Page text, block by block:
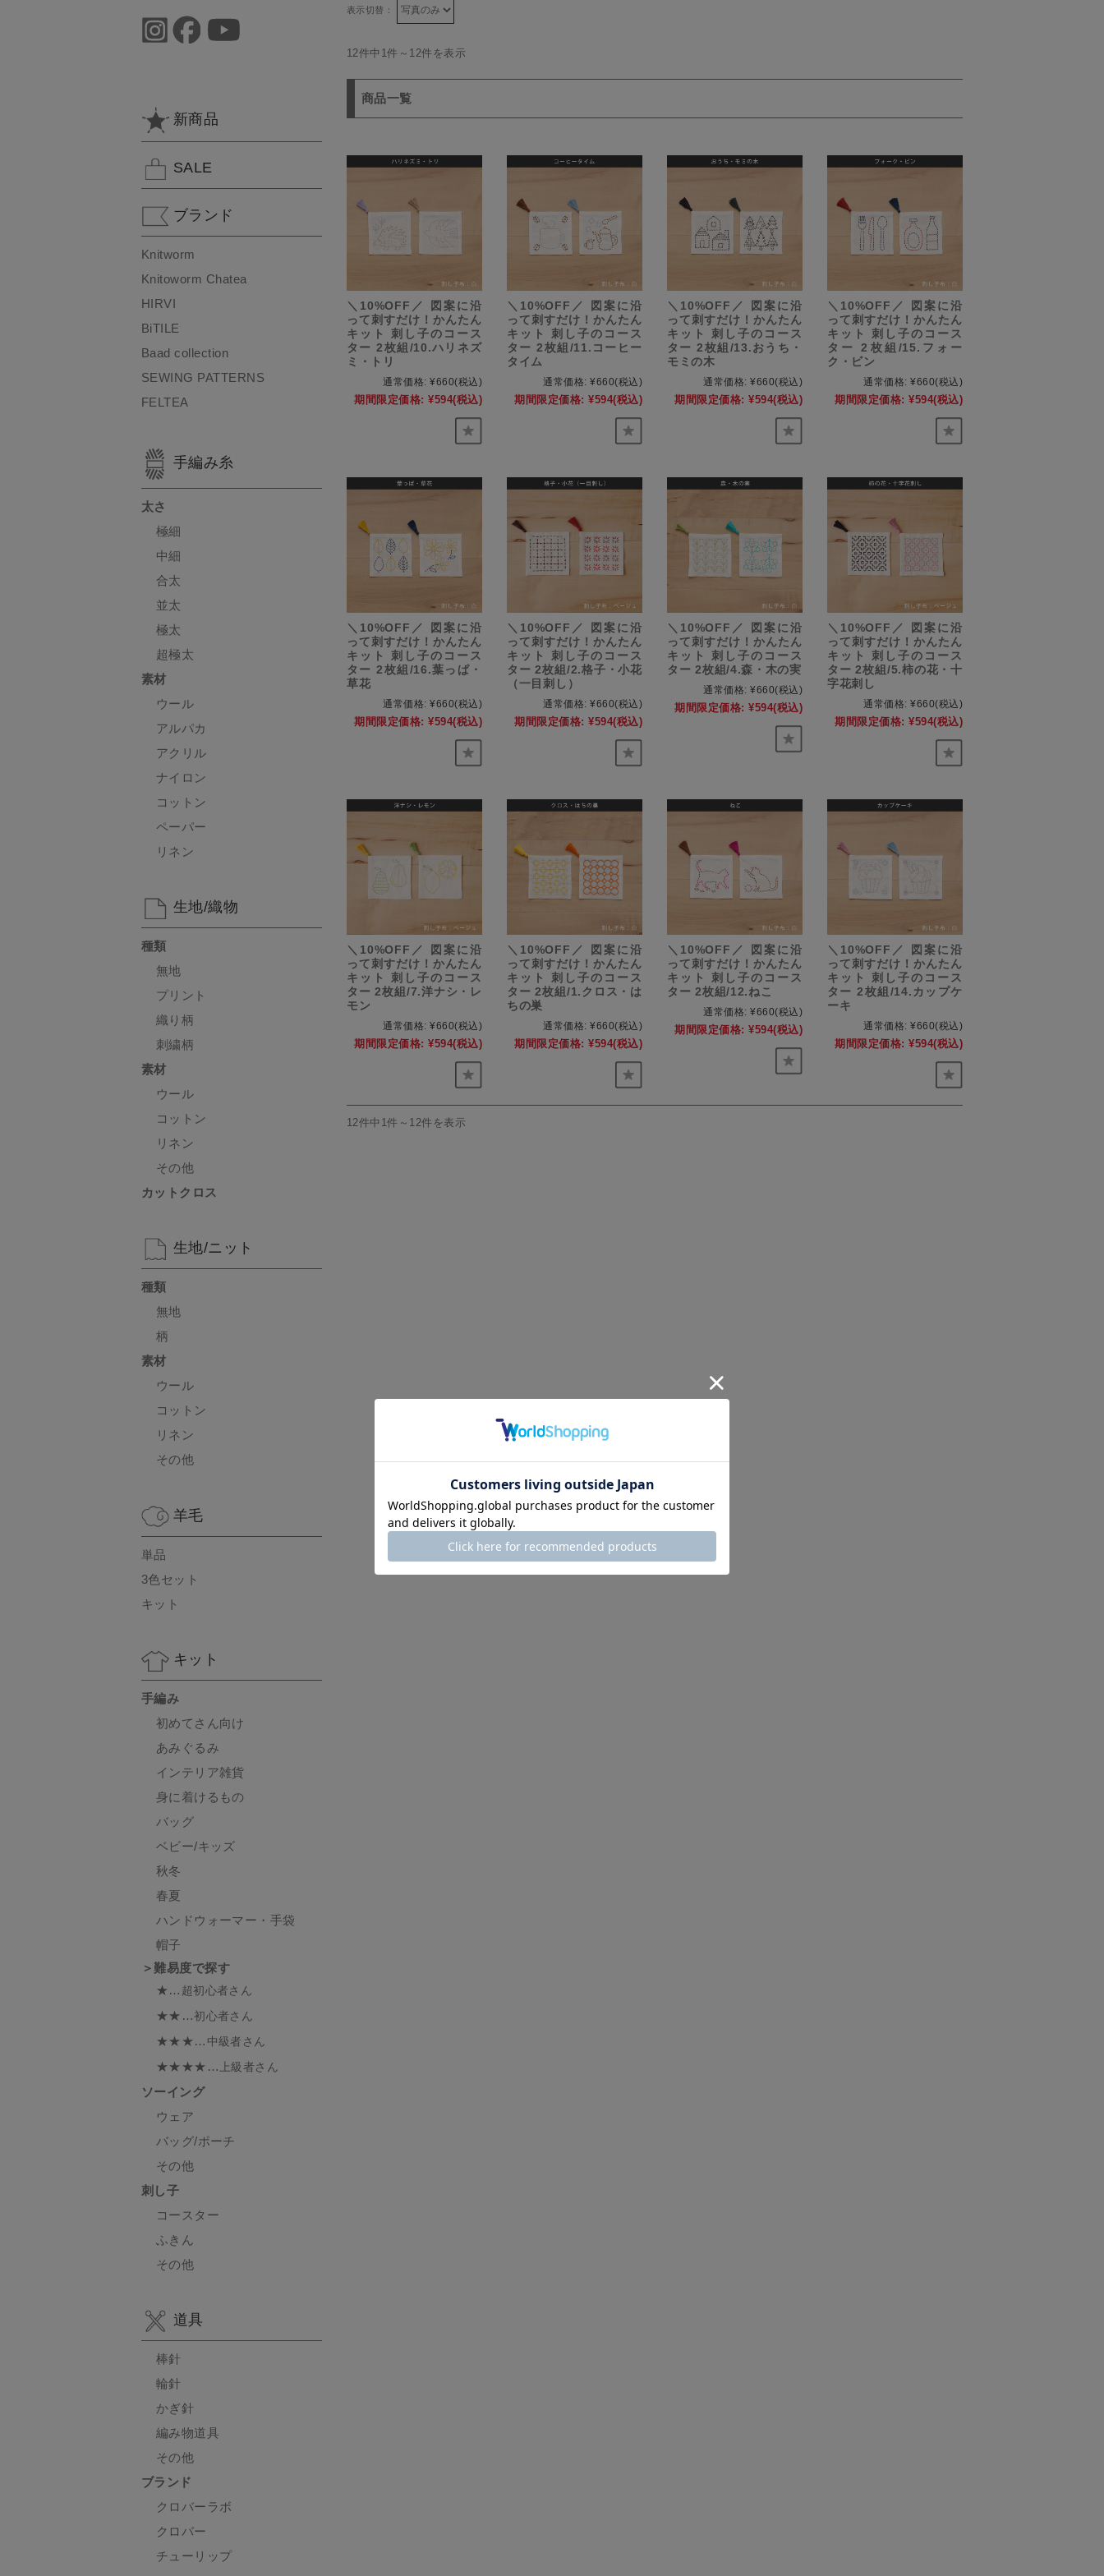
表示切替：
12件中1件～12件を表示
商品一覧
＼10%OFF／ 図案に沿
って刺すだけ！かんたん
キット 刺し子のコース
ター 2枚組/10.ハリネズ
ミ・トリ
通常価格: ¥660(税込)
期間限定価格: ¥594(税込)
＼10%OFF／ 図案に沿
って刺すだけ！かんたん
キット 刺し子のコース
ター 2枚組/11.コーヒー
タイム
通常価格: ¥660(税込)
期間限定価格: ¥594(税込)
＼10%OFF／ 図案に沿
って刺すだけ！かんたん
キット 刺し子のコース
ター 2枚組/13.おうち・
モミの木
通常価格: ¥660(税込)
期間限定価格: ¥594(税込)
＼10%OFF／ 図案に沿
って刺すだけ！かんたん
キット 刺し子のコース
ター 2枚組/15.フォー
ク・ビン
通常価格: ¥660(税込)
期間限定価格: ¥594(税込)
＼10%OFF／ 図案に沿
って刺すだけ！かんたん
キット 刺し子のコース
ター 2枚組/16.葉っぱ・
草花
通常価格: ¥660(税込)
期間限定価格: ¥594(税込)
＼10%OFF／ 図案に沿
って刺すだけ！かんたん
キット 刺し子のコース
ター 2枚組/2.格子・小花
（一目刺し）
通常価格: ¥660(税込)
期間限定価格: ¥594(税込)
＼10%OFF／ 図案に沿
って刺すだけ！かんたん
キット 刺し子のコース
ター 2枚組/4.森・木の実
通常価格: ¥660(税込)
期間限定価格: ¥594(税込)
＼10%OFF／ 図案に沿
って刺すだけ！かんたん
キット 刺し子のコース
ター 2枚組/5.柿の花・十
字花刺し
通常価格: ¥660(税込)
期間限定価格: ¥594(税込)
＼10%OFF／ 図案に沿
って刺すだけ！かんたん
キット 刺し子のコース
ター 2枚組/7.洋ナシ・レ
モン
通常価格: ¥660(税込)
期間限定価格: ¥594(税込)
＼10%OFF／ 図案に沿
って刺すだけ！かんたん
キット 刺し子のコース
ター 2枚組/1.クロス・は
ちの巣
通常価格: ¥660(税込)
期間限定価格: ¥594(税込)
＼10%OFF／ 図案に沿
って刺すだけ！かんたん
キット 刺し子のコース
ター 2枚組/12.ねこ
通常価格: ¥660(税込)
期間限定価格: ¥594(税込)
＼10%OFF／ 図案に沿
って刺すだけ！かんたん
キット 刺し子のコース
ター 2枚組/14.カップケ
ーキ
通常価格: ¥660(税込)
期間限定価格: ¥594(税込)
12件中1件～12件を表示
新商品
SALE
ブランド
Knitworm
Knitoworm Chatea
HIRVI
BiTILE
Baad collection
SEWING PATTERNS
FELTEA
手編み糸
太さ
極細
中細
合太
並太
極太
超極太
素材
ウール
アルパカ
アクリル
ナイロン
コットン
ペーパー
リネン
生地/織物
種類
無地
プリント
織り柄
刺繍柄
素材
ウール
コットン
リネン
その他
カットクロス
生地/ニット
種類
無地
柄
素材
ウール
コットン
リネン
その他
羊毛
単品
3色セット
キット
キット
手編み
初めてさん向け
あみぐるみ
インテリア雑貨
身に着けるもの
バッグ
ベビー/キッズ
秋冬
春夏
ハンドウォーマー・手袋
帽子
＞難易度で探す
★… 超初心者さん
★★…初心者さん
★★★… 中級者さん
★★★★… 上級者さん
ソーイング
ウェア
バッグ/ポーチ
その他
刺し子
コースター
ふきん
その他
道具
棒針
輪針
かぎ針
編み物道具
その他
ブランド
クロバーラボ
クロバー
チューリップ